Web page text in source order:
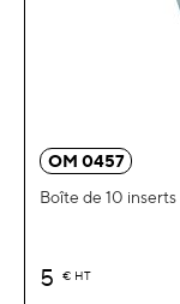
OM 0457
Boîte de 10 inserts
5 € HT